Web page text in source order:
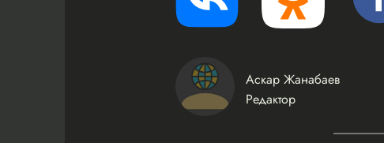
Аскар Жанабаев
Редактор